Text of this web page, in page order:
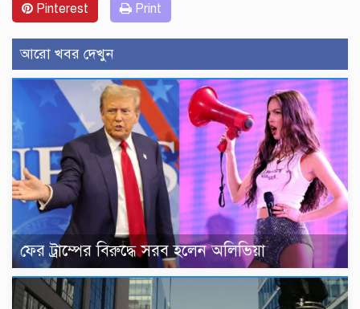
Pinterest Print
আরো খবর দেখুন
ফের ট্রাম্পের বিরুদ্ধে সরব হলেন অলিভিয়া